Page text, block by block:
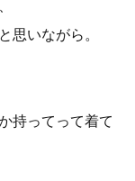
思いながら。
持ってって着て